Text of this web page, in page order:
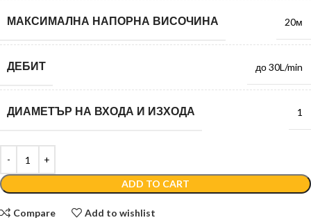
МАКСИМАЛНА НАПОРНА ВИСОЧИНА 20м
ДЕБИТ до 30L/min
ДИАМЕТЪР НА ВХОДА И ИЗХОДА 1
ADD TO CART
Compare Add to wishlist